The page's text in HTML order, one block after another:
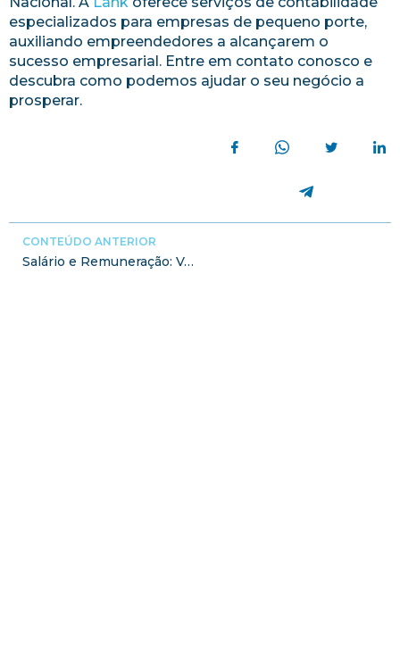
especializados para empresas de pequeno porte,
auxiliando empreendedores a alcançarem o
sucesso empresarial. Entre em contato conosco e
descubra como podemos ajudar o seu negócio a
prosperar.
CONTEÚDO ANTERIOR
Salário e Remuneração: Você conhece a diferença entre eles?